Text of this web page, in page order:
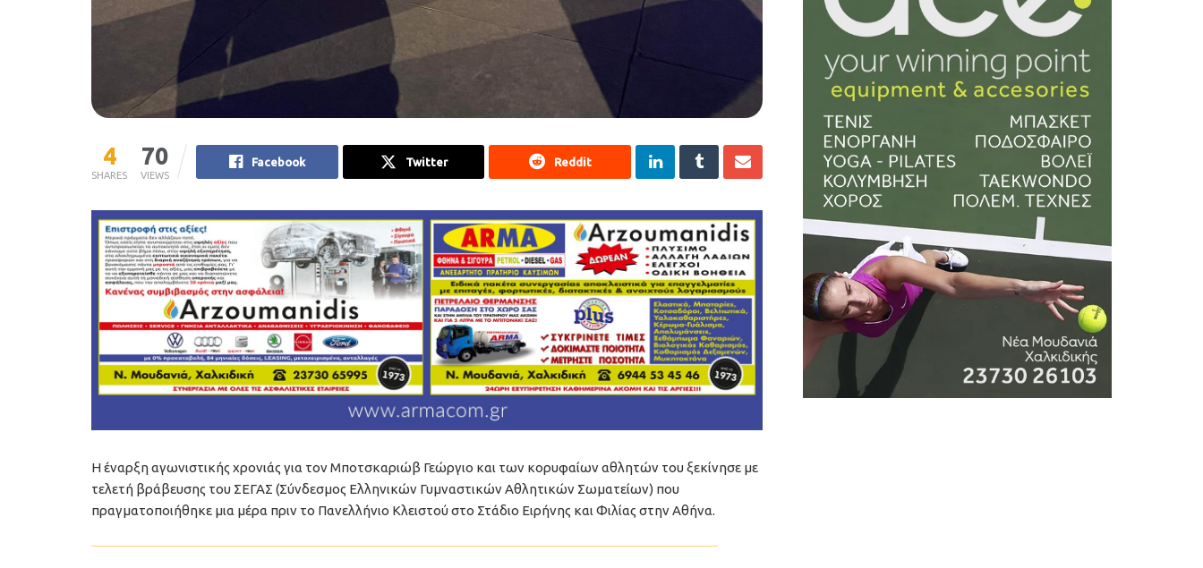
4
SHARES
70
VIEWS
Facebook Twitter Reddit
Η έναρξη αγωνιστικής χρονιάς για τον Μποτσκαριώβ Γεώργιο και των κορυφαίων αθλητών του ξεκίνησε με
τελετή βράβευσης του ΣΕΓΑΣ (Σύνδεσμος Ελληνικών Γυμναστικών Αθλητικών Σωματείων) που
πραγματοποιήθηκε μια μέρα πριν το Πανελλήνιο Κλειστού στο Στάδιο Ειρήνης και Φιλίας στην Αθήνα.